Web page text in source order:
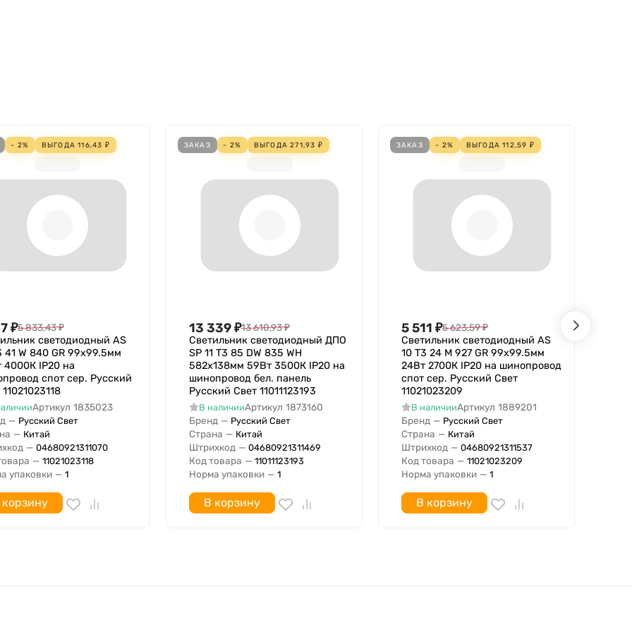
Симметричный
180 В
Нет
Не предназначен
- 2% ВЫГОДА116,43 ₽
₽5 833,43₽
светодиодный AS
41 W 840 GR 99х99.5мм
4000К IP20 на
спот сер. Русский
Артикул 1835023
— Русский Свет
— Китай
— 04680921311070
— 11021023118
упаковки — 1
ЗАКАЗ - 2% ВЫГОДА271,93 ₽
13 339₽13 610,93₽
Светильник светодиодный ДПО
SP 11 T3 85 DW 835 WH
582х138мм 59Вт 3500К IP20 на
шинопровод бел. панель
Русский Свет 11011123193
В наличииАртикул 1873160
Бренд — Русский Свет
Страна — Китай
Штрихкод — 04680921311469
Код товара — 11011123193
Норма упаковки — 1
В корзину
ЗАКАЗ - 2% ВЫГОДА112,59 ₽
5 511 ₽5 623,59₽
Светильник светодиодный AS
10 T3 24 M 927 GR 99х99.5мм
24Вт 2700К IP20 на шинопровод
спот сер. Русский Свет
11021023209
В наличииАртикул 1889201
Бренд — Русский Свет
Страна — Китай
Штрихкод — 04680921311537
Код товара — 11021023209
Норма упаковки — 1
В корзину